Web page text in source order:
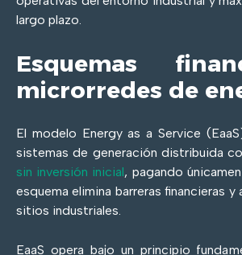
largo plazo.
Esquemas
microrredes de
El modelo Energy as a Service
sistemas de generación distribuida
sin inversión inicial, pagando
esquema elimina barreras financieras
sitios industriales.
EaaS opera bajo un principio